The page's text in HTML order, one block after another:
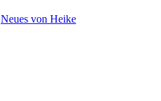
Neues von Heike